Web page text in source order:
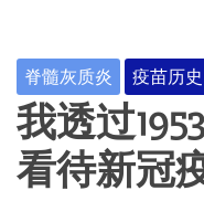
脊髓灰质炎 疫苗历史
我透过
看待新冠